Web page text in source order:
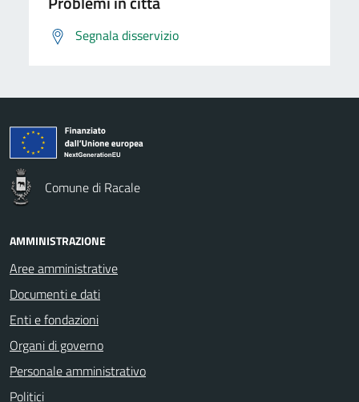
Segnala disservizio
Comune di Racale
AMMINISTRAZIONE
Aree amministrative
Documenti e dati
Enti e fondazioni
Organi di governo
Personale amministrativo
Politici